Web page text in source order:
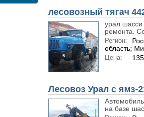
лесовозный тягач
урал шасси
ремонта.
Регион:
область;
Цена:
Лесовоз Урал с ямз-
на базе